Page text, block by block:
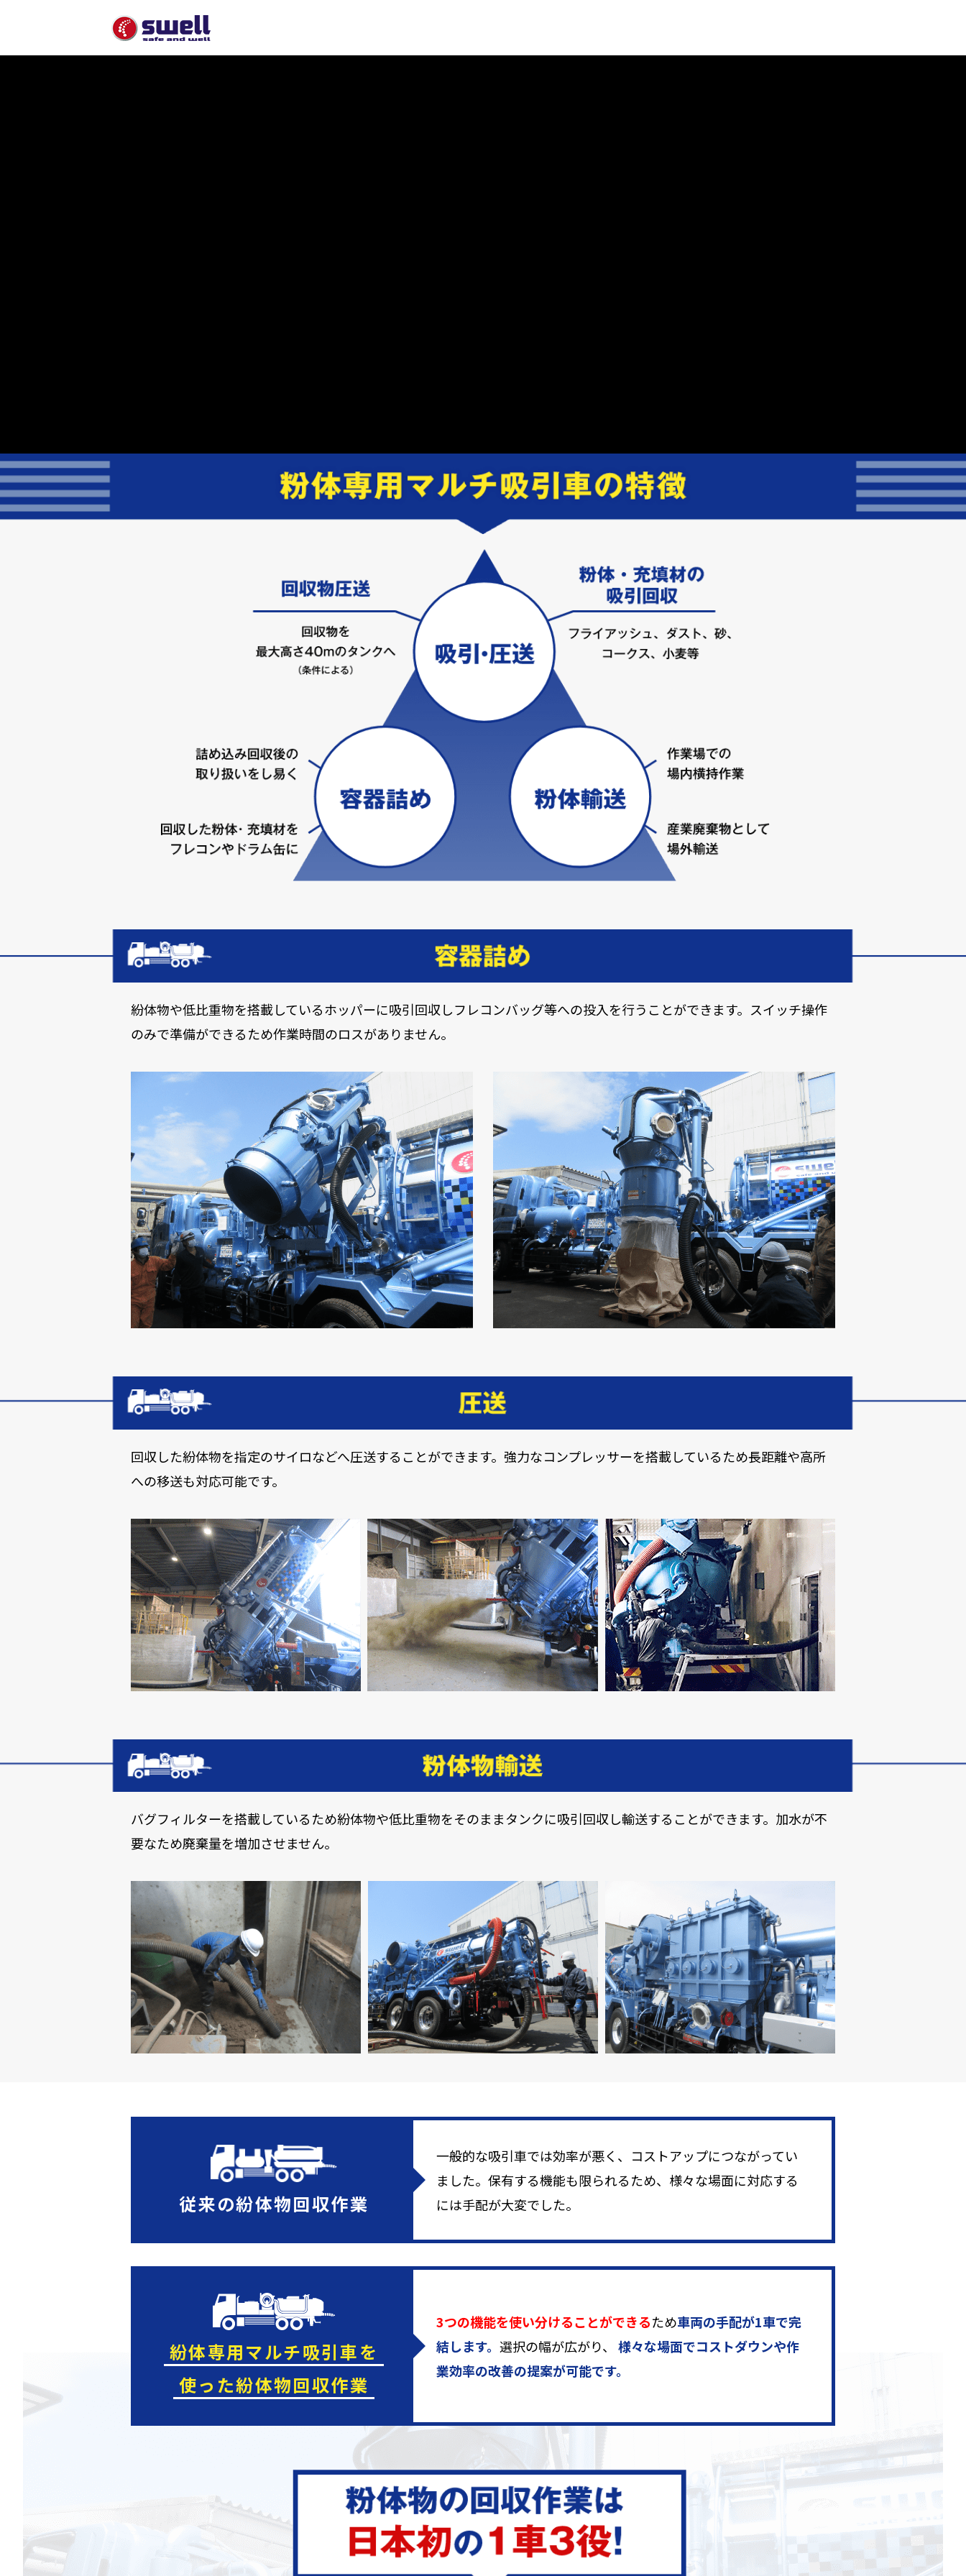
紛体物や低比重物を搭載しているホッパーに吸引回収しフレコンバッグ等への投入を行うことができます。スイッチ操作
のみで準備ができるため作業時間のロスがありません。
回収した紛体物を指定のサイロなどへ圧送することができます。強力なコンプレッサーを搭載しているため長距離や高所
への移送も対応可能です。
バグフィルターを搭載しているため紛体物や低比重物をそのままタンクに吸引回収し輸送することができます。加水が不
要なため廃棄量を増加させません。
従来の紛体物回収作業
一般的な吸引車では効率が悪く、コストアップにつながってい
ました。保有する機能も限られるため、様々な場面に対応する
には手配が大変でした。
紛体専用マルチ吸引車を
使った紛体物回収作業
3つの機能を使い分けることができるため車両の手配が1車で完
結します。 選択の幅が広がり、 様々な場面でコストダウンや作
業効率の改善の提案が可能です。